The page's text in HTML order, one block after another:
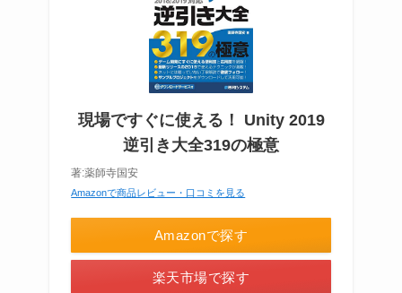
現場ですぐに使える！ Unity 2019
逆引き大全319の極意
著:薬師寺国安
Amazonで商品レビュー・口コミを見る
Amazonで探す
楽天市場で探す